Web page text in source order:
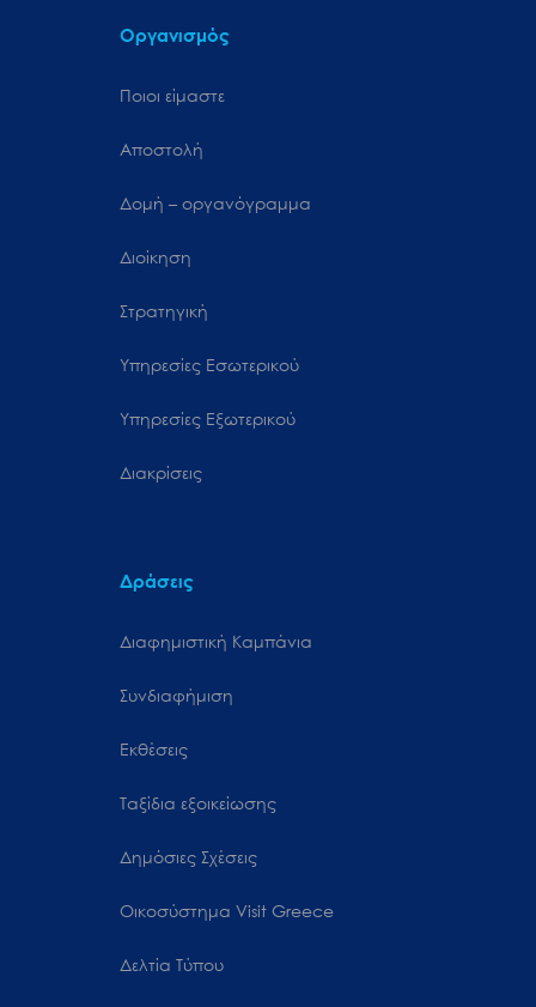
Οργανισμός
Ποιοι είμαστε
Αποστολή
Δομή – οργανόγραμμα
Διοίκηση
Στρατηγική
Υπηρεσίες Εσωτερικού
Υπηρεσίες Εξωτερικού
Διακρίσεις
Δράσεις
Διαφημιστική Καμπάνια
Συνδιαφήμιση
Εκθέσεις
Ταξίδια εξοικείωσης
Δημόσιες Σχέσεις
Oικοσύστημα Visit Greece
Δελτία Τύπου